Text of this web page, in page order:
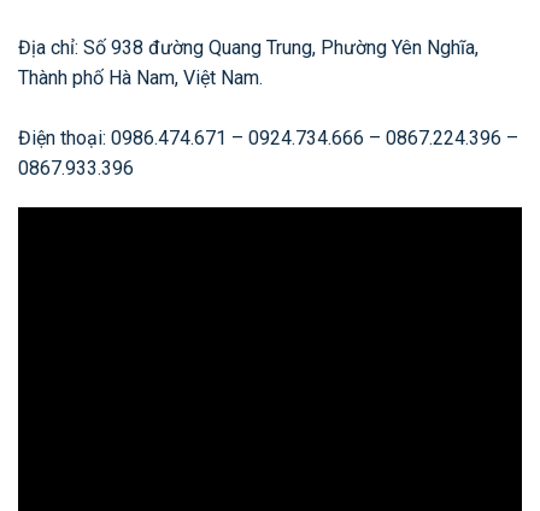
Địa chỉ: Số 938 đường Quang Trung, Phường Yên Nghĩa,
Thành phố Hà Nam, Việt Nam.
Điện thoại: 0986.474.671 – 0924.734.666 – 0867.224.396 –
0867.933.396